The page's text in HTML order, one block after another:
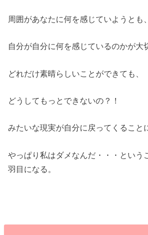
周囲があなたに何を感じていようとも、
自分が自分に何を感じているのかが大
どれだけ素晴らしいことができても、
どうしてもっとできないの？！
みたいな現実が自分に戻ってくること
やっぱり私はダメなんだ・・・という
羽目になる。